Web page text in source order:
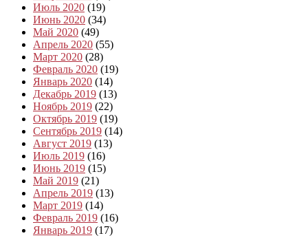
Июль 2020 (19)
Июнь 2020 (34)
Май 2020 (49)
Апрель 2020 (55)
Март 2020 (28)
Февраль 2020 (19)
Январь 2020 (14)
Декабрь 2019 (13)
Ноябрь 2019 (22)
Октябрь 2019 (19)
Сентябрь 2019 (14)
Август 2019 (13)
Июль 2019 (16)
Июнь 2019 (15)
Май 2019 (21)
Апрель 2019 (13)
Март 2019 (14)
Февраль 2019 (16)
Январь 2019 (17)